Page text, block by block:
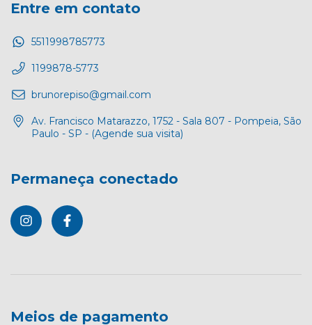
Entre em contato
5511998785773
1199878-5773
brunorepiso@gmail.com
Av. Francisco Matarazzo, 1752 - Sala 807 - Pompeia, São
Paulo - SP - (Agende sua visita)
Permaneça conectado
Meios de pagamento